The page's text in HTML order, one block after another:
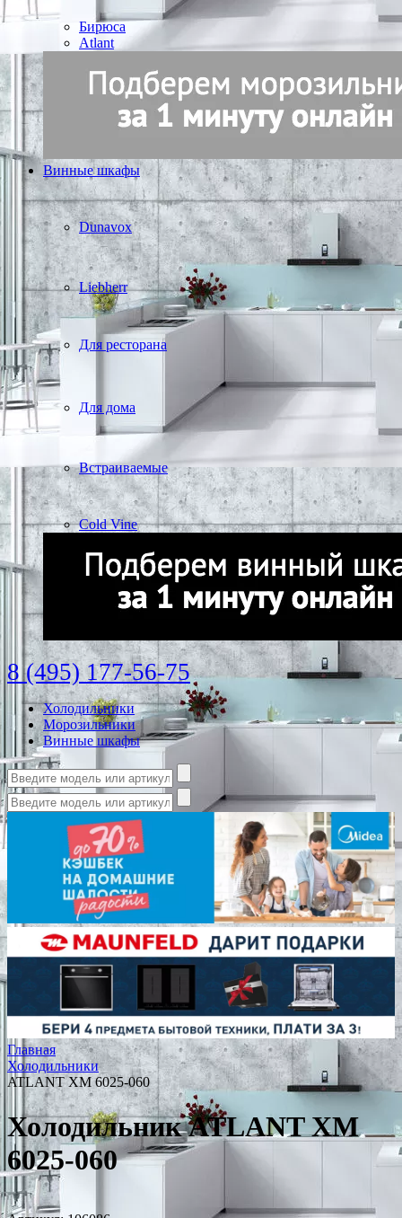
Бирюса
Atlant
Винные шкафы
Dunavox
Liebherr
Для ресторана
Для дома
Встраиваемые
Cold Vine
8 (495) 177-56-75
Холодильники
Морозильники
Винные шкафы
Главная
Холодильники
ATLANT ХМ 6025-060
Холодильник ATLANT ХМ
6025-060